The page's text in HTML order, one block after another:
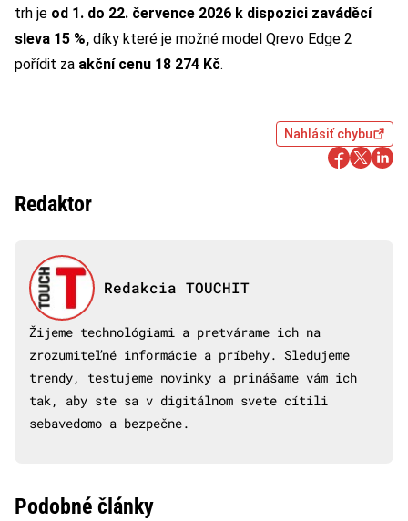
trh je od 1. do 22. července 2026 k dispozici zaváděcí
sleva 15 %, díky které je možné model Qrevo Edge 2
pořídit za akční cenu 18 274 Kč.
Nahlásiť chybu
Redaktor
Redakcia TOUCHIT
Žijeme technológiami a pretvárame ich na
zrozumiteľné informácie a príbehy. Sledujeme
trendy, testujeme novinky a prinášame vám ich
tak, aby ste sa v digitálnom svete cítili
sebavedomo a bezpečne.
Podobné články